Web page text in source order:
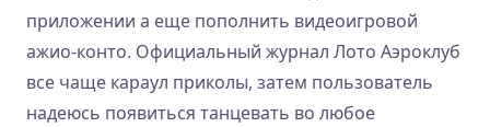
приложении а еще пополнить видеоигровой
ажио-конто. Официальный журнал Лото Аэроклуб
все чаще караул приколы, затем пользователь
надеюсь появиться танцевать во любое